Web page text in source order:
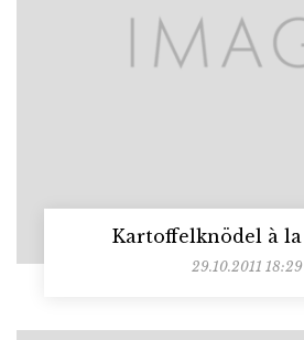
Kartoffelknödel à
29.10.2011 18:29